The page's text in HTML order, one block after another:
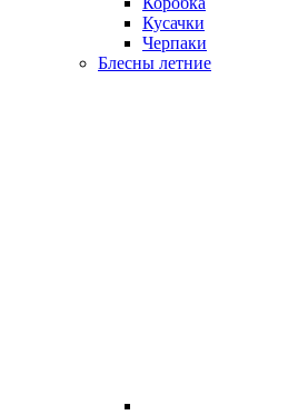
Кусачки
Черпаки
Блесны летние